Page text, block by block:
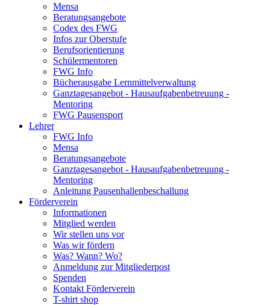
Mensa
Beratungsangebote
Codex des FWG
Infos zur Oberstufe
Berufsorientierung
Schülermentoren
FWG Info
Bücherausgabe Lernmittelverwaltung
Ganztagesangebot - Hausaufgabenbetreuung -
Mentoring
FWG Pausensport
Lehrer
FWG Info
Mensa
Beratungsangebote
Ganztagesangebot - Hausaufgabenbetreuung -
Mentoring
Anleitung Pausenhallenbeschallung
Förderverein
Informationen
Mitglied werden
Wir stellen uns vor
Was wir fördern
Was? Wann? Wo?
Anmeldung zur Mitgliederpost
Spenden
Kontakt Förderverein
T-shirt shop